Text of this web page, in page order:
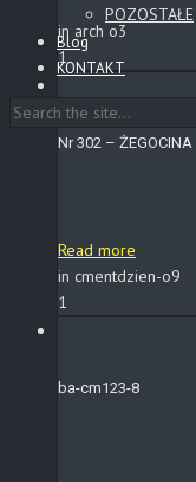
POZOSTAŁE
Blog
KONTAKT
in arch o3
1
Nr 302 – ŻEGOCINA
Read more
in cmentdzien-o9
1
ba-cm123-8